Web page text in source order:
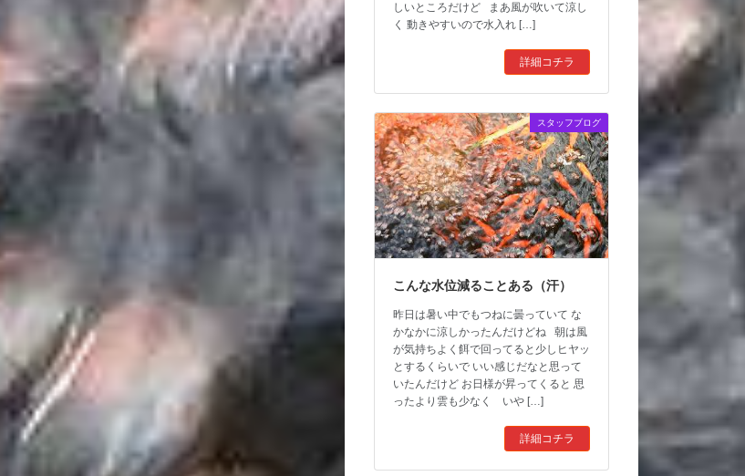
しいところだけど まあ風が吹いて涼し
く 動きやすいので水入れ […]
詳細コチラ
スタッフブログ
こんな水位減ることある（汗）
昨日は暑い中でもつねに曇っていて な
かなかに涼しかったんだけどね 朝は風
が気持ちよく餌で回ってると少しヒヤッ
とするくらいで いい感じだなと思って
いたんだけど お日様が昇ってくると 思
ったより雲も少なく いや […]
詳細コチラ